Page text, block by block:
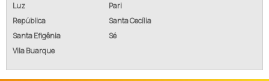
Luz
Pari
República
Santa Cecília
Santa Efigênia
Sé
Vila Buarque